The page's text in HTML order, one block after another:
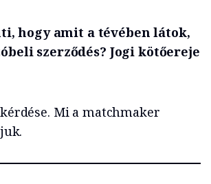
hogy amit a tévében látok,
szerződés? Jogi kötőereje
Mi a matchmaker